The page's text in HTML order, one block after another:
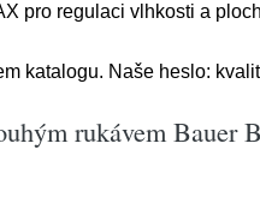
pro regulaci vlhkosti a
katalogu. Naše heslo:
rukávem